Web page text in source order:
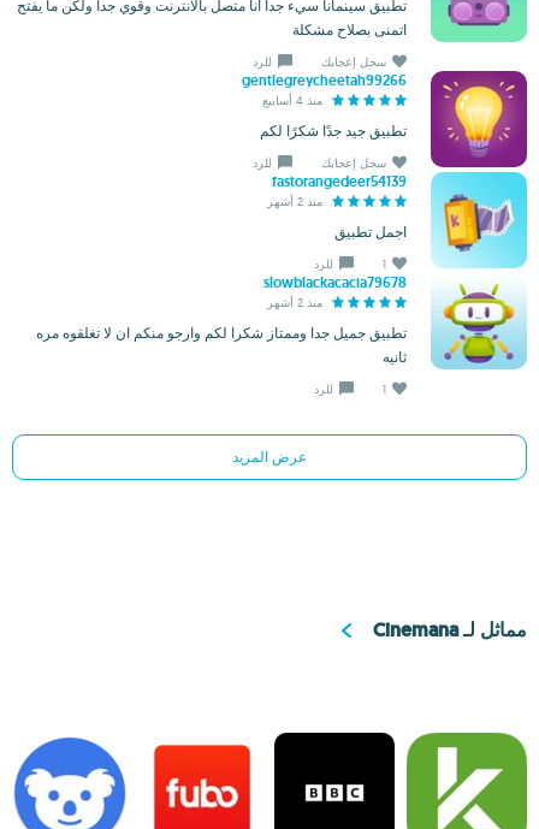
تطبيق سينمانا سيء جدا انا متصل بالانترنت وقوي جدا ولكن ما يفتح
اتمنى بصلاح مشكلة
سجل إعجابك للرد
gentlegreycheetah99266
منذ 4 أسابيع
تطبيق جيد جدًا شكرًا لكم
سجل إعجابك للرد
fastorangedeer54139
منذ 2 أشهر
اجمل تطبيق
1 للرد
slowblackacacia79678
منذ 2 أشهر
تطبيق جميل جدا وممتاز شكرا لكم وارجو منكم ان لا تغلقوه مره
ثانيه
1 للرد
عرض المزيد
مماثل لـ Cinemana